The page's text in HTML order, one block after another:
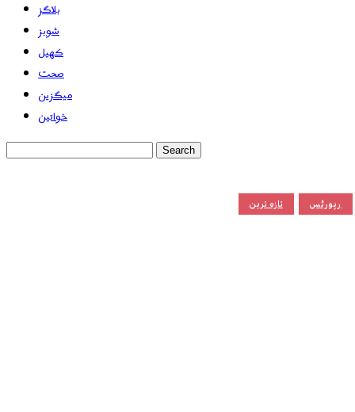
بلاگز
شوبز
کھیل
صحت
میگزین
خواتین
تازہ ترین رپورٹس